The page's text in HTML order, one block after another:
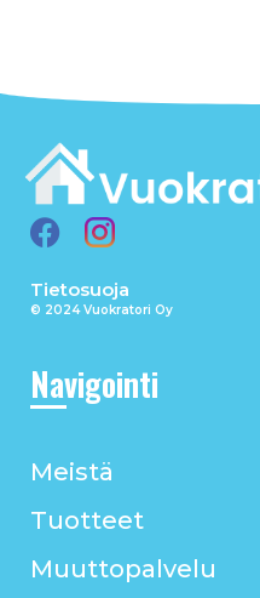
Tietosuoja
© 2024 Vuokratori Oy
Navigointi
Meistä
Tuotteet
Muuttopalvelu